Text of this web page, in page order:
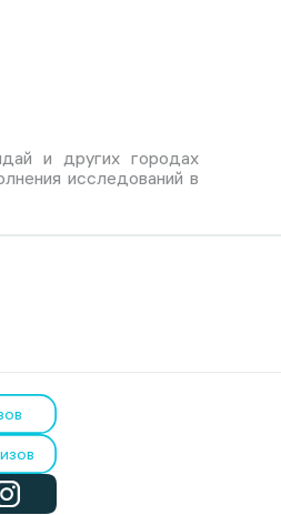
и других городах
исследований в